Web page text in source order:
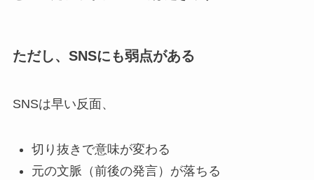
ただし、SNSにも弱点がある
SNSは早い反面、
切り抜きで意味が変わる
元の文脈（前後の発言）が落ちる